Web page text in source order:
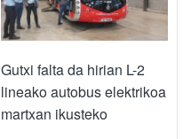
Gutxi falta da hirian L-2
lineako autobus elektrikoa
martxan ikusteko